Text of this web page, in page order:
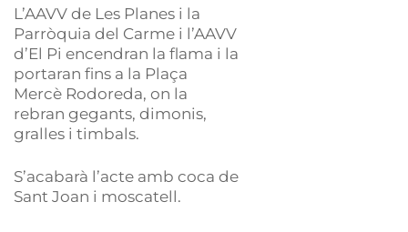
L’AAVV de Les Planes i la
Parròquia del Carme i l’AAVV
d’El Pi encendran la flama i la
portaran fins a la Plaça
Mercè Rodoreda, on la
rebran gegants, dimonis,
gralles i timbals.
S’acabarà l’acte amb coca de
Sant Joan i moscatell.